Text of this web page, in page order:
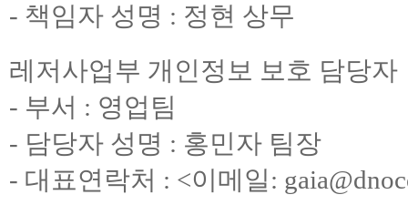
- 책임자 성명 : 정현 상무
레저사업부 개인정보 보호 담당자
- 부서 : 영업팀
- 담당자 성명 : 홍민자 팀장
- 대표연락처 : <이메일: